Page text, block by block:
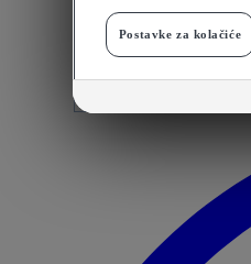
Postavke za kolačiće